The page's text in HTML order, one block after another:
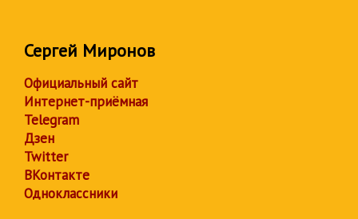
Сергей Миронов
Официальный сайт
Интернет-приёмная
Telegram
Дзен
Twitter
ВКонтакте
Одноклассники